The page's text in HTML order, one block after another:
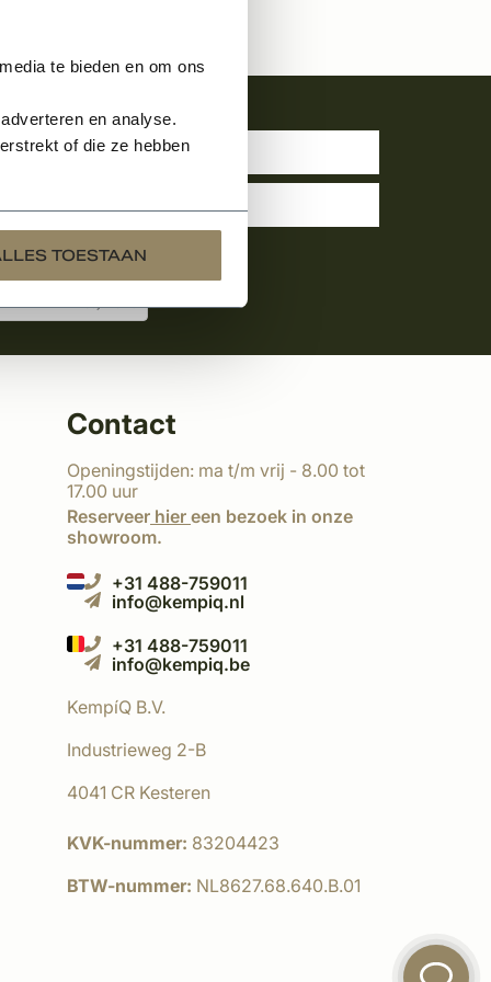
te bieden en om ons
en analyse.
of die ze hebben
TOESTAAN
Contact
Openingstijden: ma t/m vrij - 8.00 tot
17.00 uur
Reserveer hier een bezoek in onze
showroom.
+31 488-759011
info@kempiq.nl
+31 488-759011
info@kempiq.be
KempíQ B.V.
Industrieweg 2-B
4041 CR Kesteren
KVK-nummer: 83204423
BTW-nummer: NL8627.68.640.B.01